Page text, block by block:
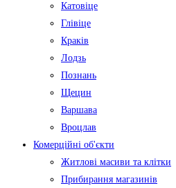
Катовіце
Глівіце
Краків
Лодзь
Познань
Щецин
Варшава
Вроцлав
Комерційні об'єкти
Житлові масиви та клітки
Прибирання магазинів